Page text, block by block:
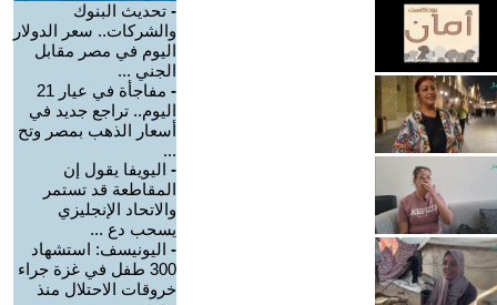
- تحديث البنوك
والشركات.. سعر الدولار
اليوم في مصر مقابل
الجني ...
-
مفاجأة في عيار 21
اليوم.. تراجع جديد في
أسعار الذهب بمصر وتح
...
- اليويفا يقول إن
المقاطعة قد تستمر
والاتحاد الإنجليزي
يسحب دع ...
- اليونيسف: استشهاد
300 طفل في غزة جراء
خروقات الاحتلال منذ